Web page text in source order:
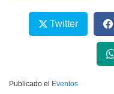
Twitter
Publicado el Eventos